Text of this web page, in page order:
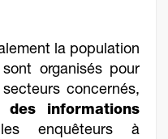
la population
organisés pour
concernés,
informations
enquêteurs à